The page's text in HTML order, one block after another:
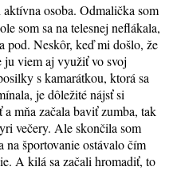
osoba. Odmalička som
som sa na telesnej neflákala,
pod. Neskôr, keď mi došlo, že
ju viem aj využiť vo svoj
s kamarátkou, ktorá sa
je dôležité nájsť si
mňa začala baviť zumba, tak
večery. Ale skončila som
na športovanie ostávalo čím
A kilá sa začali hromadiť, to